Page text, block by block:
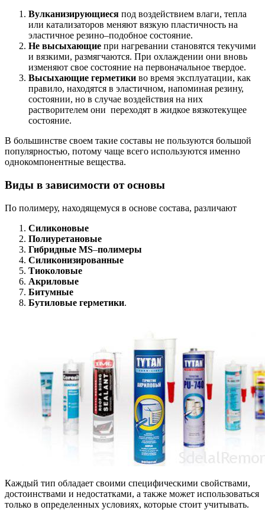
Вулканизирующиеся под воздействием влаги, тепла
или катализаторов меняют вязкую пластичность на
эластичное резино–подобное состояние.
Не высыхающие при нагревании становятся текучими
и вязкими, размягчаются. При охлаждении они вновь
изменяют свое состояние на первоначальное твердое.
Высыхающие герметики во время эксплуатации, как
правило, находятся в эластичном, напоминая резину,
состоянии, но в случае воздействия на них
растворителем они переходят в жидкое вязкотекущее
состояние.
В большинстве своем такие составы не пользуются большой
популярностью, потому чаще всего используются именно
однокомпонентные вещества.
Виды в зависимости от основы
По полимеру, находящемуся в основе состава, различают
Силиконовые
Полиуретановые
Гибридные MS–полимеры
Силиконизированные
Тиоколовые
Акриловые
Битумные
Бутиловые герметики.
Каждый тип обладает своими специфическими свойствами,
достоинствами и недостатками, а также может использоваться
только в определенных условиях, которые стоит учитывать.